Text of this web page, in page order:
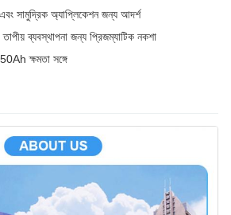
সামুদ্রিক অ্যাপ্লিকেশন জন্য আদর্শ
তাপীয় ব্যবস্থাপনা জন্য প্রিজম্যাটিক নকশা
ক্ষমতা সঙ্গে